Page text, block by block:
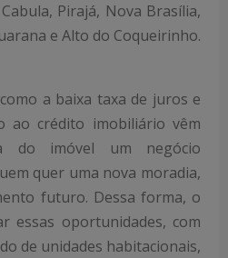
Pirajá, Nova Brasília,
e Alto do Coqueirinho.
a baixa taxa de juros e
ao crédito imobiliário vêm
do imóvel um negócio
quer uma nova moradia,
futuro. Dessa forma, o
essas oportunidades, com
de unidades habitacionais,